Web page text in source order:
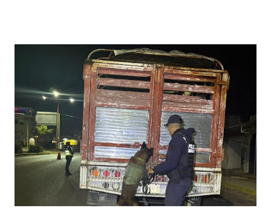
día, quien sacó un arma de fuego y disparo contra él, por lo
que las lesiones provocadas por este ataque armado
originaron que el edil perdiera la vida en el lugar. Además,
el presidente municipal el 6 de mayo venía viajando sobre la
carretera Huajuapan-Puebla a la altura del municipio de
Petlalcingo , Puebla, cuando sujetos fuertemente armados
lo bajaron de sus camioneta y los secuestraron con fines de
extorsión, donde le pedían una can...